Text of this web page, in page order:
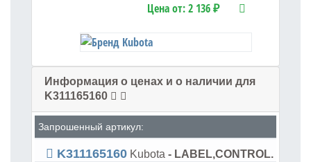
Цена от:2 136 ₽
Информация о ценах и о наличии для
K311165160
Запрошенный артикул:
K311165160 Kubota - LABEL,CONTROL.